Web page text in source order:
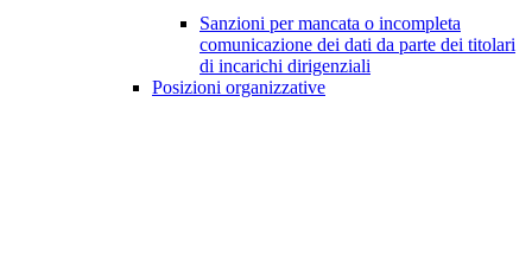
Sanzioni per mancata o incompleta
comunicazione dei dati da parte dei titolari
di incarichi dirigenziali
Posizioni organizzative